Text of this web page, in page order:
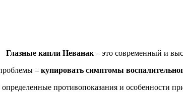
Глазные капли Неванак – это современный и
– купировать симптомы
противопоказания и особенности